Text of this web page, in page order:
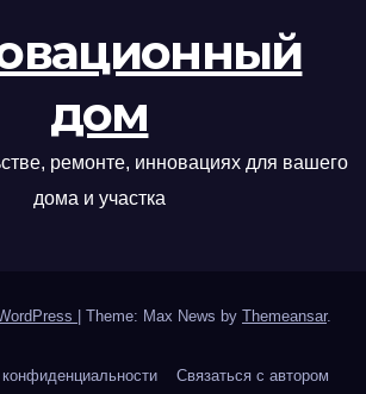
дом
ремонте, инновациях для вашего
дома и участка
Theme: Max News by Themeansar.
Связаться с автором